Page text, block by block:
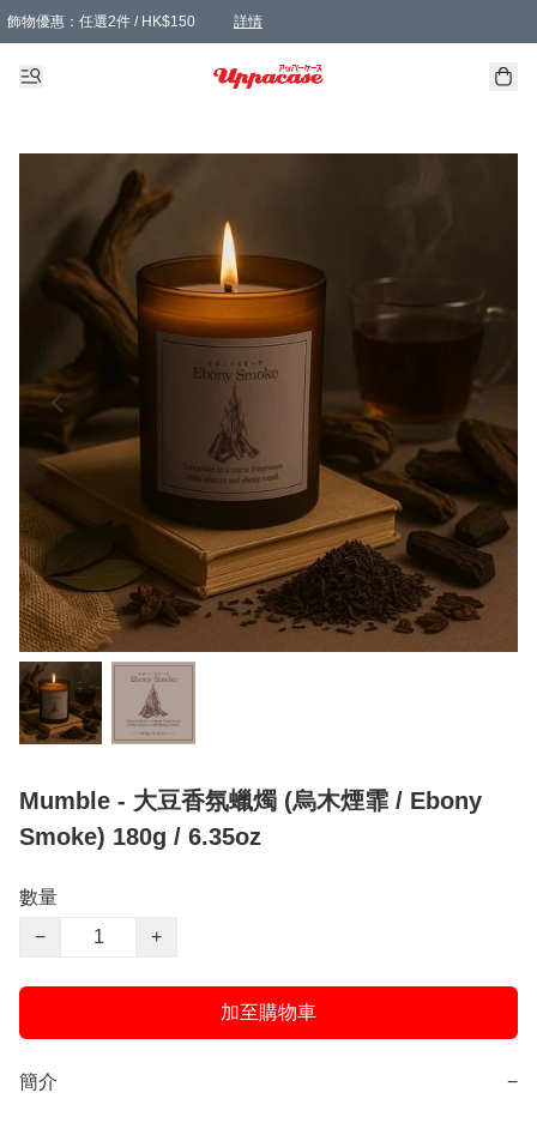
飾物優惠：任選2件 / HK$150 詳情
髮飾優惠：任選2件 / HK$100 詳情
精選襪子優惠：任選3對 / HK$115 詳情
滿額免運：本地訂單滿港幣350元可享免運費優惠
Mumble - 大豆香氛蠟燭 (烏木煙霏 / Ebony
Smoke) 180g / 6.35oz
數量
−
+
加至購物車
簡介 −